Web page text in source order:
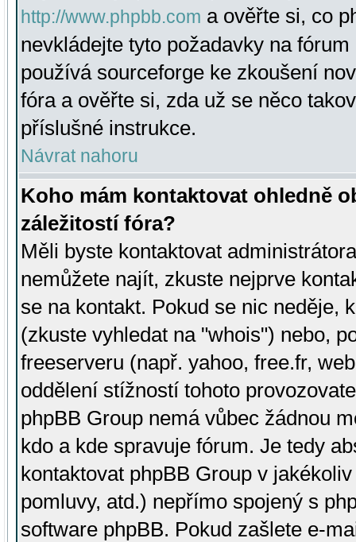
http://www.phpbb.com a ověřte si, co
nevkládejte tyto požadavky na
používá sourceforge ke zkoušení
fóra a ověřte si, zda už se něco
příslušné instrukce.
Návrat nahoru
Koho mám kontaktovat ohledně
záležitostí fóra?
Měli byste kontaktovat
nemůžete najít, zkuste nejprve
se na kontakt. Pokud se nic neděje,
(zkuste vyhledat na "whois") nebo,
freeserveru (např. yahoo, free.fr,
oddělení stížností tohoto
phpBB Group nemá vůbec žádnou
kdo a kde spravuje fórum. Je tedy
kontaktovat phpBB Group v
pomluvy, atd.) nepřímo spojený s
software phpBB. Pokud zašlete e-